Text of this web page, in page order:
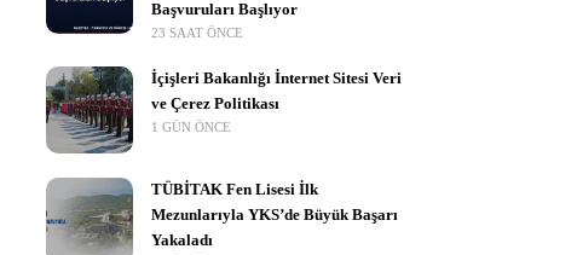
Başvuruları Başlıyor
23 SAAT ÖNCE
İçişleri Bakanlığı İnternet Sitesi Veri
ve Çerez Politikası
1 GÜN ÖNCE
TÜBİTAK Fen Lisesi İlk
Mezunlarıyla YKS’de Büyük Başarı
Yakaladı